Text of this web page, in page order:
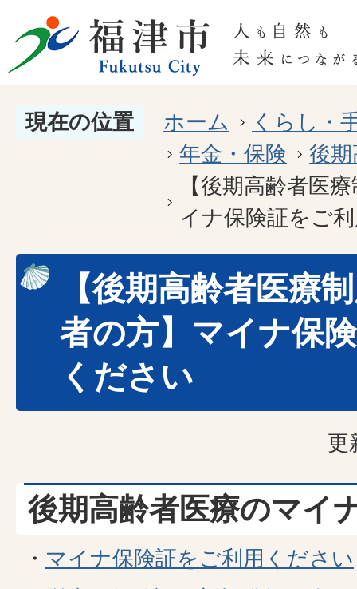
現在の位置 ホーム
くらし・
年金・保険
後
【後期高齢者医
イナ保険証をご
【後期高齢者医療
者の方】マイナ保
ください
更
後期高齢者医療のマイ
・ マイナ保険証をご利用ください